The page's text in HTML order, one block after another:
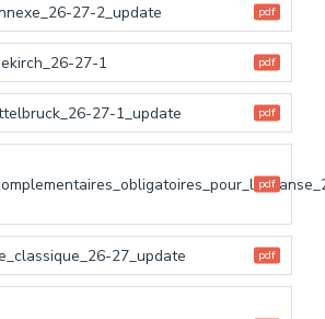
pdf
27-2_update
pdf
27-1
pdf
27-1_update
pdf
pdf
27_update